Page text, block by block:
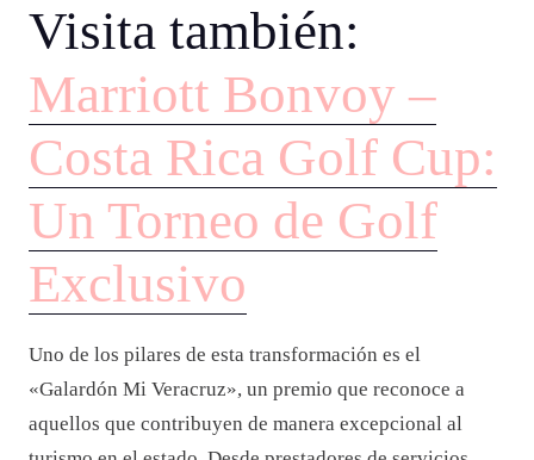
Visita también:
Marriott Bonvoy –
Costa Rica Golf Cup:
Un Torneo de Golf
Exclusivo
Uno de los pilares de esta transformación es el
«Galardón Mi Veracruz», un premio que reconoce a
aquellos que contribuyen de manera excepcional al